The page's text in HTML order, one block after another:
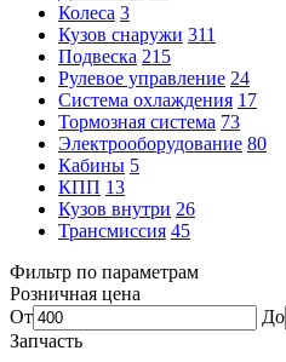
Колеса 3
Кузов снаружи 311
Подвеска 215
Рулевое управление 24
Система охлаждения 17
Тормозная система 73
Электрооборудование 80
Кабины 5
КПП 13
Кузов внутри 26
Трансмиссия 45
Фильтр по параметрам
Розничная цена
От
До
Запчасть